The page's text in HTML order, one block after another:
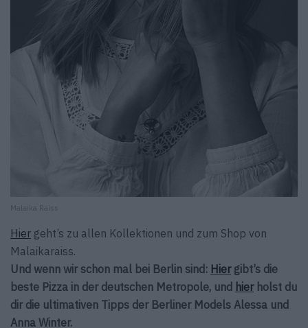
Malaika Raiss
Hier geht’s zu allen Kollektionen und zum Shop von
Malaikaraiss.
Und wenn wir schon mal bei Berlin sind: Hiergibt’s die
beste Pizza in der deutschen Metropole, und hierholst du
dir die ultimativen Tipps der Berliner Models Alessa und
Anna Winter.